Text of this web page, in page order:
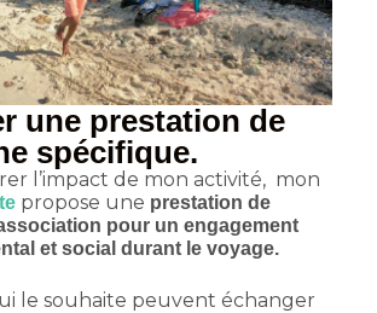
une prestation de
spécifique.
l’impact de mon activité, mon
propose une prestation de
pour un engagement
et social durant le voyage.
le souhaite peuvent échanger